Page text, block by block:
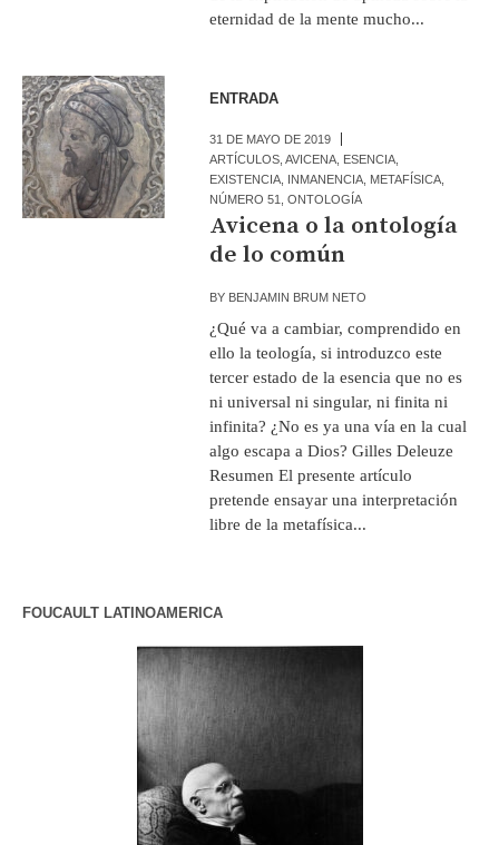
eternidad de la mente mucho...
ENTRADA
31 DE MAYO DE 2019
ARTÍCULOS ,AVICENA ESENCIA
EXISTENCIA INMANENCIA METAFÍSICA
NÚMERO 51
,ONTOLOGÍA
Avicena o la ontología
de lo común
BY BENJAMIN BRUM NETO
¿Qué va a cambiar, comprendido en
ello la teología, si introduzco este
tercer estado de la esencia que no es
ni universal ni singular, ni finita ni
infinita? ¿No es ya una vía en la cual
algo escapa a Dios? Gilles Deleuze
Resumen El presente artículo
pretende ensayar una interpretación
libre de la metafísica...
FOUCAULT LATINOAMERICA